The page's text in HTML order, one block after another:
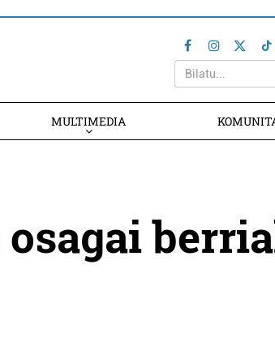
MULTIMEDIA